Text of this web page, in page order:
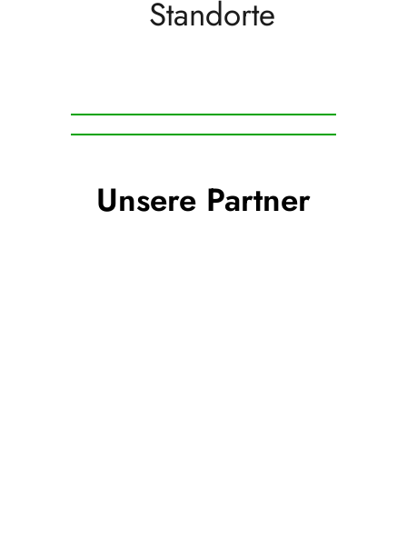
Standorte
Unsere Partner